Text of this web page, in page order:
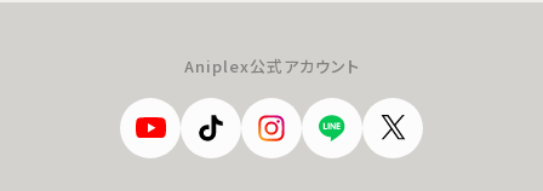
Aniplex公式アカウント